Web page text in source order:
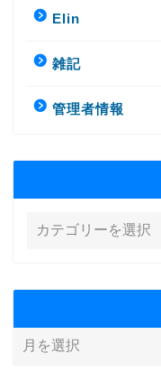
Elin
雑記
管理者情報